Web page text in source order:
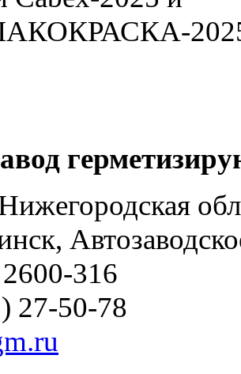
316
27-50-78